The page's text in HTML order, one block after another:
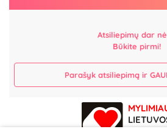
Atsiliepimų dar
Būkite pirmi!
Parašyk atsiliepimą ir